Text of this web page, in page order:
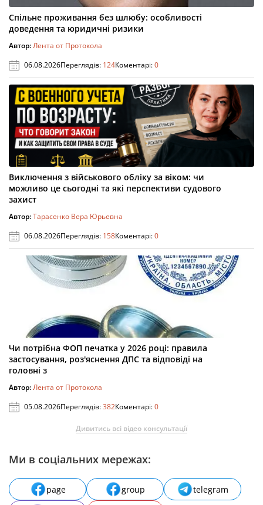
Спільне проживання без шлюбу: особливості
доведення та юридичні ризики
Автор:Лента от Протокола
06.08.2026Переглядів: 124Коментарі:0
Виключення з військового обліку за віком: чи
можливо це сьогодні та які перспективи судового
захист
Автор:Тарасенко Вера Юрьевна
06.08.2026Переглядів: 158Коментарі:0
Чи потрібна ФОП печатка у 2026 році: правила
застосування, роз'яснення ДПС та відповіді на
головні з
Автор:Лента от Протокола
05.08.2026Переглядів:382Коментарі:0
Дивитись всі відео консультації
Ми в соціальних мережах:
page group
telegram